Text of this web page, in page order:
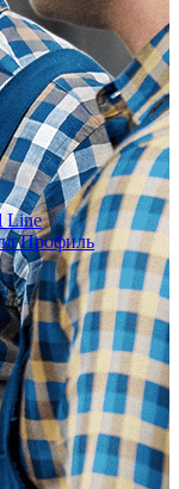
Line
Профиль